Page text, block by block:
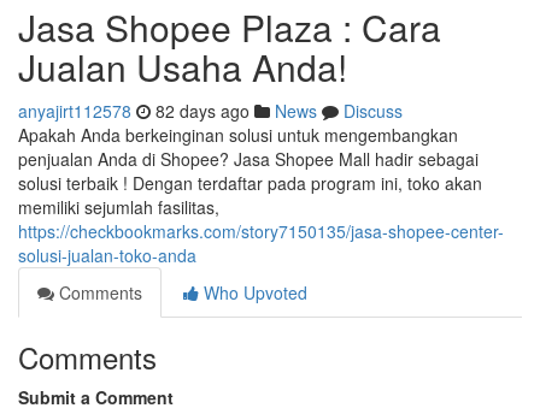
Jasa Shopee Plaza : Cara
Jualan Usaha Anda!
anyajirt112578 82 days ago News
Discuss
Apakah Anda berkeinginan solusi untuk mengembangkan
penjualan Anda di Shopee? Jasa Shopee Mall hadir sebagai
solusi terbaik ! Dengan terdaftar pada program ini, toko akan
memiliki sejumlah fasilitas,
https://checkbookmarks.com/story7150135/jasa-shopee-center-
solusi-jualan-toko-anda
Comments
Who Upvoted
Comments
Submit a Comment